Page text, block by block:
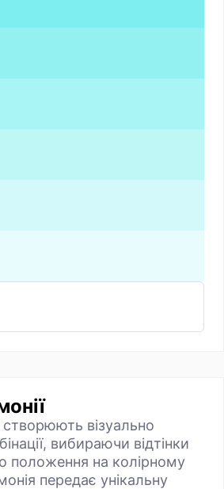
створюють візуально
вибираючи відтінки
положення на колірному
передає унікальну